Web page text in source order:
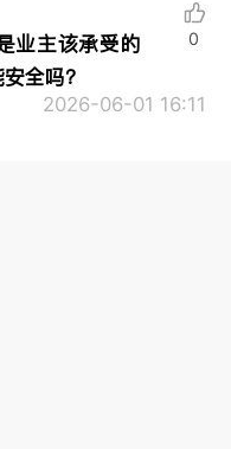
业主该承受的
全吗？
2026-06-01 16:11
0